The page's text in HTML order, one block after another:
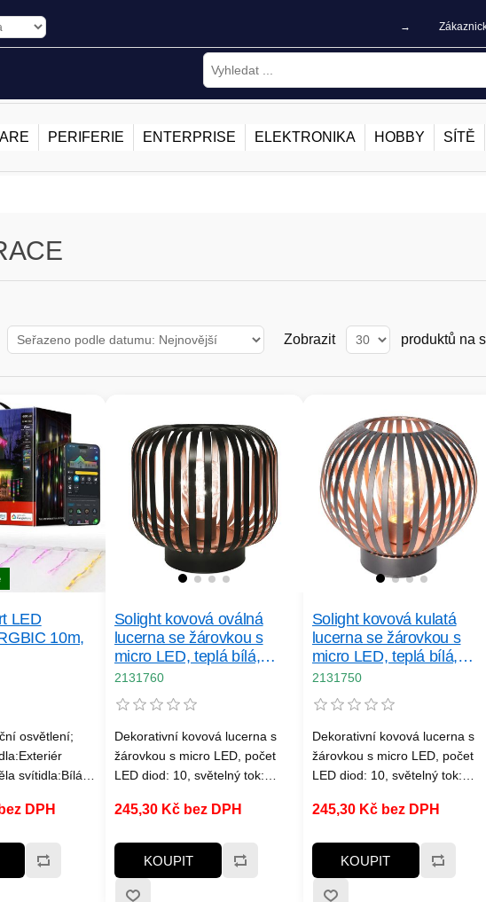
→
PERIFERIE ENTERPRISE ELEKTRONIKA HOBBY SÍTĚ
Zobrazit produktů na
LED
10m,
osvětlení;
svítidla:Bílá;
DPH
Solight kovová oválná
lucerna se žárovkou s
micro LED, teplá bílá,
měděná, 3xAA, 18cm
2131760
Dekorativní kovová lucerna s
žárovkou s micro LED, počet
LED diod: 10, světelný tok:
režimy: zapnuto / vypnuto
245,30 Kč bez DPH
KOUPIT
Solight kovová kulatá
lucerna se žárovkou s
micro LED, teplá bílá,
měděná, 3xAA, 19cm
2131750
Dekorativní kovová lucerna s
žárovkou s micro LED, počet
LED diod: 10, světelný tok:
režimy: zapnuto / vypnuto
245,30 Kč bez DPH
KOUPIT